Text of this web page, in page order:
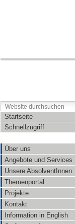
Startseite
Schnellzugriff
Über uns
Angebote und Services
Unsere AbsolventInnen
Themenportal
Projekte
Kontakt
Information in English